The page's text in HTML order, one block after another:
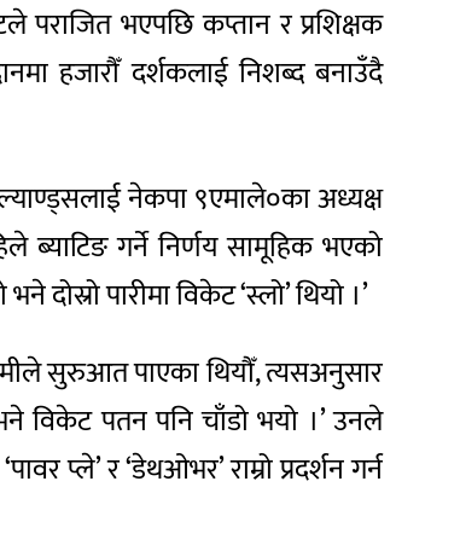
पराजित भएपछि कप्तान र प्रशिक्षक
हजारौँ दर्शकलाई निशब्द बनाउँदै
नेकपा ९एमाले०का अध्यक्ष
ब्याटिङ गर्ने निर्णय सामूहिक भएको
पारीमा विकेट ‘स्लो’ थियो ।’
सुरुआत पाएका थियौँ, त्यसअनुसार
विकेट पतन पनि चाँडो भयो ।’ उनले
प्ले’ र ‘डेथओभर’ राम्रो प्रदर्शन गर्न